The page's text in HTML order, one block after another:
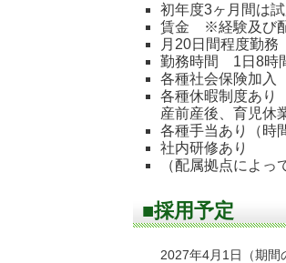
初年度3ヶ月間は
賃金 ※経験及び配
月20日間程度勤務
勤務時間 1日8時
各種社会保険加入
各種休暇制度あり
産前産後、育児休
各種手当あり（時
社内研修あり
（配属拠点によっ
■採用予定
2027年4月1日（期間